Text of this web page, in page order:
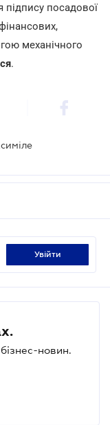
підпису посадової
механічного
.
увійти
новин.